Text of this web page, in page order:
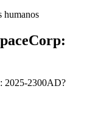
humanos
2025-2300AD?